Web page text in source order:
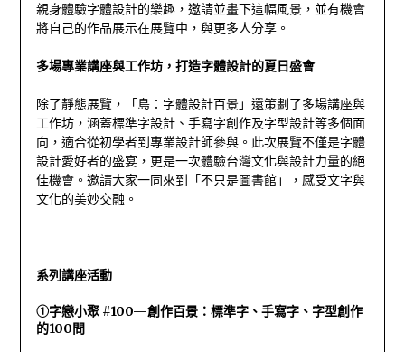
親身體驗字體設計的樂趣，邀請並畫下這幅風景，並有機會
將自己的作品展示在展覽中，與更多人分享。
多場專業講座與工作坊，打造字體設計的夏日盛會
除了靜態展覽，「島：字體設計百景」還策劃了多場講座與
工作坊，涵蓋標準字設計、手寫字創作及字型設計等多個面
向，適合從初學者到專業設計師參與。此次展覽不僅是字體
設計愛好者的盛宴，更是一次體驗台灣文化與設計力量的絕
佳機會。邀請大家一同來到「不只是圖書館」，感受文字與
文化的美妙交融。
系列講座活動
①字戀小聚 #100—創作百景：標準字、手寫字、字型創作
的100問